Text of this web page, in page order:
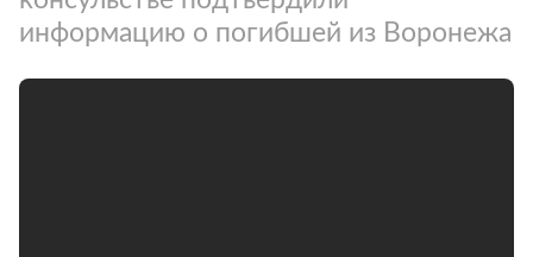
информацию о погибшей из Воронежа